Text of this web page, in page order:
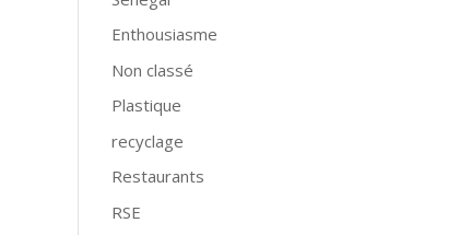
Enthousiasme
Non classé
Plastique
recyclage
Restaurants
RSE